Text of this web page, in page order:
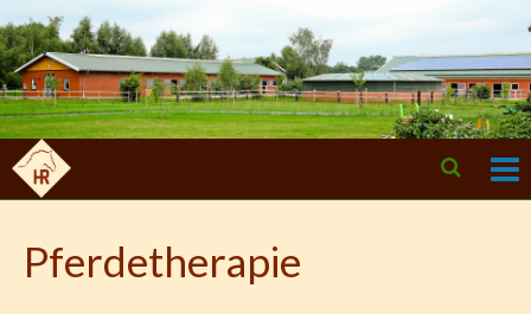
Skip
to
content
Pferdetherapie